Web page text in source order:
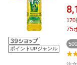
ポイントUPジャンル
本
170
75